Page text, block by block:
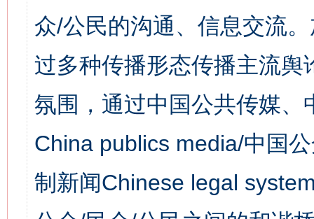
众/公民的沟通、信息交流
过多种传播形态传播主流
氛围，通过中国公共传媒
China publics media/中国
制新闻Chinese legal